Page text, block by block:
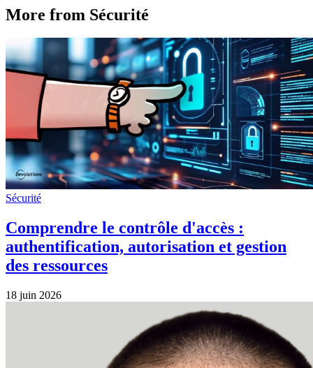
More from Sécurité
Sécurité
Comprendre le contrôle d'accès :
authentification, autorisation et gestion
des ressources
18 juin 2026